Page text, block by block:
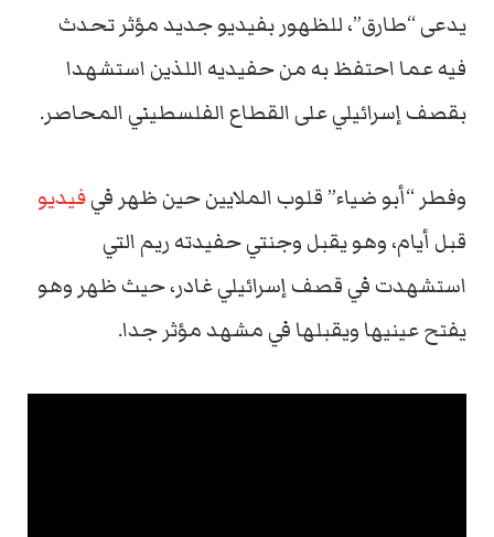
يدعى “طارق”، للظهور بفيديو جديد مؤثر تحدث
فيه عما احتفظ به من حفيديه اللذين استشهدا
بقصف إسرائيلي على القطاع الفلسطيني المحاصر.
وفطر “أبو ضياء” قلوب الملايين حين ظهر فيفيديو
قبل أيام، وهو يقبل وجنتي حفيدته ريم التي
استشهدت في قصف إسرائيلي غادر، حيث ظهر وهو
يفتح عينيها ويقبلها في مشهد مؤثر جدا.